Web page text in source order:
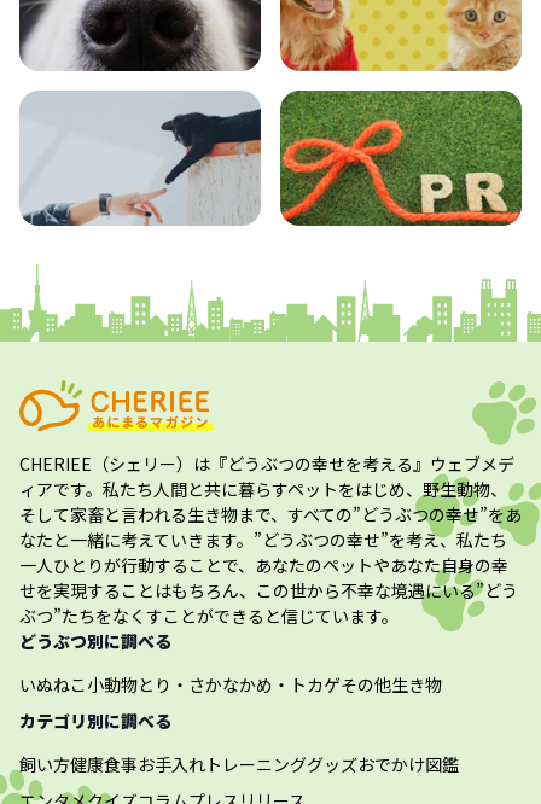
エンタメ クイズ
CHERIEE（シェリー） は『どうぶつの幸せを考える』ウェブメデ
ィアです。私たち人間と共に暮らすペットをはじめ、野生動物、
そして家畜と言われる生き物まで、すべての”どうぶつの幸せ”をあ
なたと一緒に考えていきます。”どうぶつの幸せ”を考え、私たち
一人ひとりが行動することで、あなたのペットやあなた自身の幸
せを実現することはもちろん、この世から不幸な境遇にいる”どう
ぶつ”たちをなくすことができると信じています。
どうぶつ別に調べる
いぬねこ小動物とり・さかなかめ・トカゲその他生き物
カテゴリ別に調べる
飼い方健康食事お手入れ トレーニンググッズおでかけ図鑑